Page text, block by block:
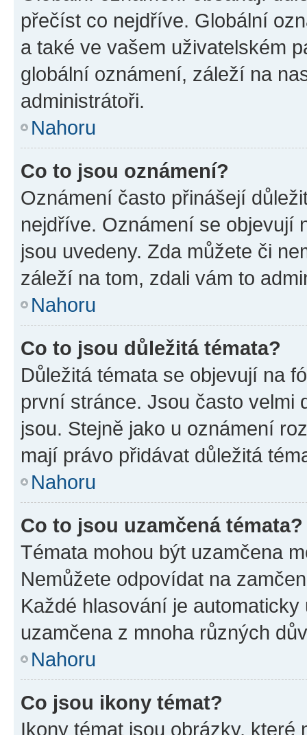
přečíst co nejdříve. Globální
a také ve vašem uživatelském
globální oznámení, záleží na
administrátoři.
Nahoru
Co to jsou oznámení?
Oznámení často přinášejí
nejdříve. Oznámení se objevují
jsou uvedeny. Zda můžete či
záleží na tom, zdali vám to
Nahoru
Co to jsou důležitá témata?
Důležitá témata se objevují na
první stránce. Jsou často velmi
jsou. Stejně jako u oznámení
mají právo přidávat důležitá
Nahoru
Co to jsou uzamčená témata?
Témata mohou být uzamčena
Nemůžete odpovídat na
Každé hlasování je
uzamčena z mnoha různých
Nahoru
Co jsou ikony témat?
Ikony témat jsou obrázky,